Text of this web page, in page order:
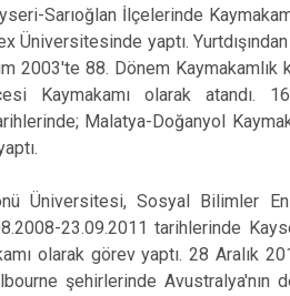
Sarıoğlan İlçelerinde
Üniversitesinde yaptı.
2003'te 88. Dönem Kaymakamlık
Kaymakamı olarak atandı.
Malatya-Doğanyol
Üniversitesi, Sosyal Bilimler
23.09.2011 tarihlerinde
olarak görev yaptı. 28 Aralık
şehirlerinde